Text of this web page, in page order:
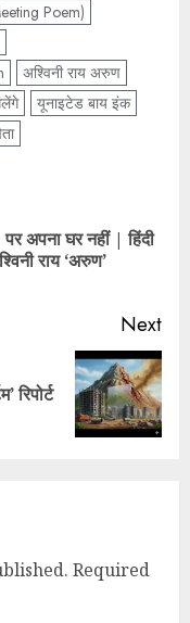
Poem)
अश्विनी राय अरुण
यूनाइटेड बाय इंक
पर अपना घर नहीं | हिंदी
राय ‘अरुण’
Next
रिपोर्ट
Required